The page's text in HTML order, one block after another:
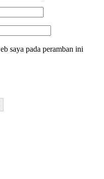
saya pada peramban ini